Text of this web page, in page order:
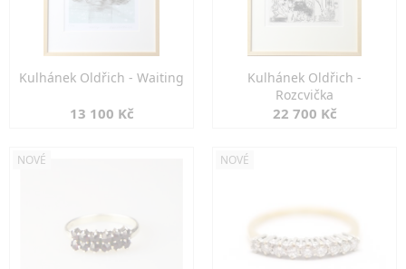
Kulhánek Oldřich - Waiting
13 100 Kč
Kulhánek Oldřich -
Rozcvička
22 700 Kč
NOVÉ NOVÉ